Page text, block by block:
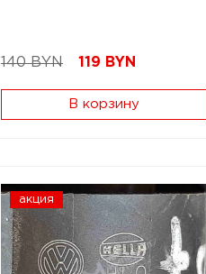
140 BYN 119 BYN
В корзину
акция